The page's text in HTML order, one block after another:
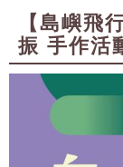
【島嶼飛
振 手作活